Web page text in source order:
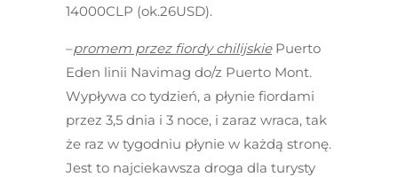
14000CLP (ok.26USD).
–promem przez fiordy chilijskiePuerto
Eden linii Navimag do/z Puerto Mont.
Wypływa co tydzień, a płynie fiordami
przez 3,5 dnia i 3 noce, i zaraz wraca, tak
że raz w tygodniu płynie w każdą stronę.
Jest to najciekawsza droga dla turysty